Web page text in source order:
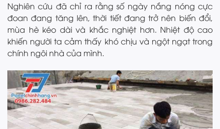
Nghiên cứu đã chỉ ra rằng số ngày nắng nóng cực
đoan đang tăng lên, thời tiết đang trở nên biến đổi,
mùa hè kéo dài và khắc nghiệt hơn. Nhiệt độ cao
khiến người ta cảm thấy khó chịu và ngột ngạt trong
chính ngôi nhà của mình.